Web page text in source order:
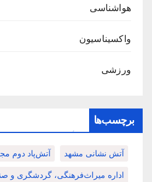
هواشناسی
واکسیناسیون
ورزشی
برچسب‌ها
آتش نشانی مشهد آتش‌پاد دوم
اداره میراث‌فرهنگی، گردشگری و